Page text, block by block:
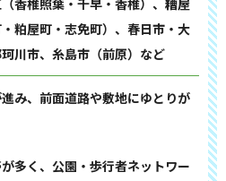
香椎照葉・千早・香椎）、糟屋
粕屋町・志免町）、春日市・大
川市、糸島市（前原）など
み、前面道路や敷地にゆとりが
多く、公園・歩行者ネットワー